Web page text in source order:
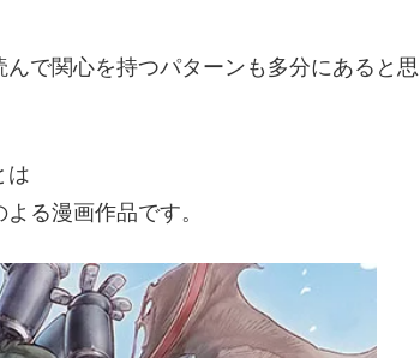
で関心を持つパターンも多分にあると思
は
る漫画作品です。